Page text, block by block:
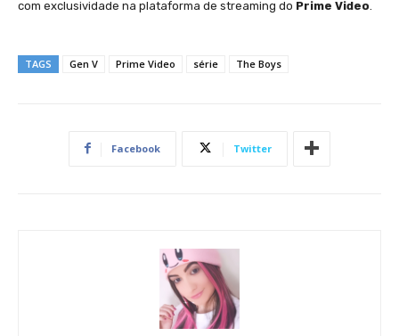
com exclusividade na plataforma de streaming do Prime Video
TAGS Gen V Prime Video série The Boys
Facebook Twitter